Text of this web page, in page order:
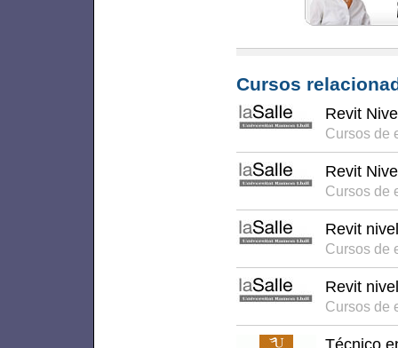
Cursos
Revit
Cursos de
Revit
Cursos de
Revit
Cursos de
Revit
Cursos de